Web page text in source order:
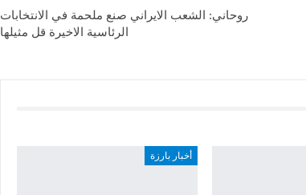
روحاني: الشعب الايراني صنع ملحمة في الانتخابات
الرئاسية الاخيرة قل مثيلها
أخبار بارزة